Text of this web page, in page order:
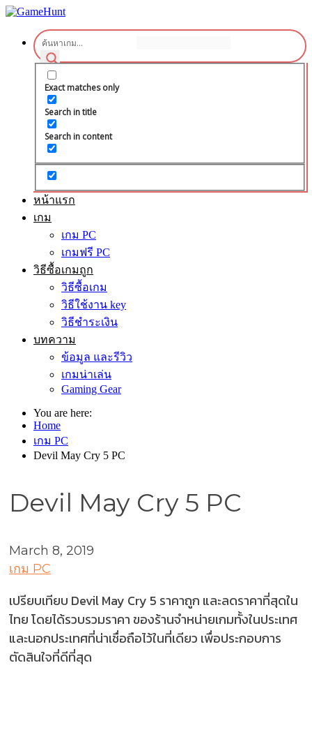
Exact matches only
Search in title
Search in content
หน้าแรก
เกม
เกม PC
เกมฟรี PC
วิธีซื้อเกมถูก
วิธีซื้อเกม
วิธีใช้งาน key
วิธีชำระเงิน
บทความ
ข้อมูล และรีวิว
เกมน่าเล่น
Gaming Gear
You are here:
Home
เกม PC
Devil May Cry 5 PC
Devil May Cry 5 PC
March 8, 2019
เกม PC
เปรียบเทียบ Devil May Cry 5 ราคาถูก และลดราคาที่สุดใน
ไทย โดยได้รวบรวมราคา ของร้านจำหน่ายเกมทั้งในประเทศ
และนอกประเทศที่น่าเชื่อถือไว้ในที่เดียว เพื่อประกอบการ
ตัดสินใจที่ดีที่สุด